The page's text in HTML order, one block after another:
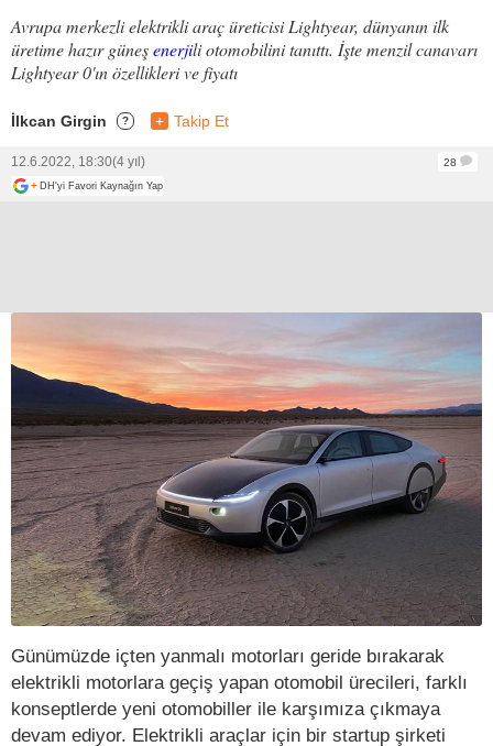
Avrupa merkezli elektrikli araç üreticisi Lightyear, dünyanın ilk
üretime hazır güneşenerjili otomobilini tanıttı. İşte menzil canavarı
Lightyear 0'ın özellikleri ve fiyatı
İlkcan Girgin ? + Takip Et
12.6.2022, 18:30(4 yıl)
28
+ DH'yi Favori Kaynağın Yap
Günümüzde içten yanmalı motorları geride bırakarak
elektrikli motorlara geçiş yapan otomobil ürecileri, farklı
konseptlerde yeni otomobiller ile karşımıza çıkmaya
devam ediyor. Elektrikli araçlar için bir startup şirketi